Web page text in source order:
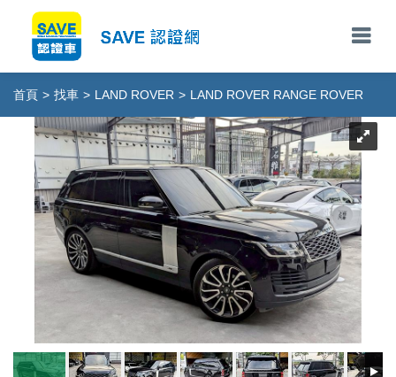
首頁 > 找車 > LAND ROVER > LAND ROVER RANGE ROVER